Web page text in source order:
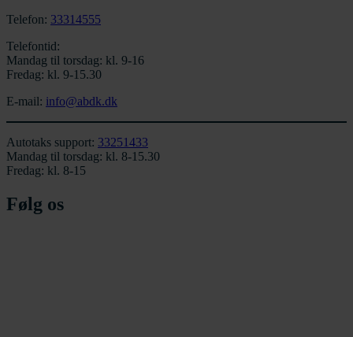
Telefon: 33314555
Telefontid:
Mandag til torsdag: kl. 9-16
Fredag: kl. 9-15.30
E-mail: info@abdk.dk
Autotaks support: 33251433
Mandag til torsdag: kl. 8-15.30
Fredag: kl. 8-15
Følg os